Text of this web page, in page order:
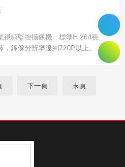
環景攝像機可搭配特殊鏡頭，
...
視頻監控攝像機。標準H.264視
錄像分辨率達到720P以上。
下一頁 末頁